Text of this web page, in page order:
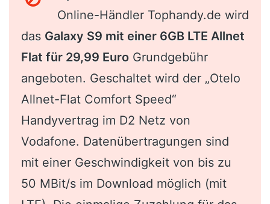
Online-Händler Tophandy.de wird
das Galaxy S9 mit einer 6GB LTE Allnet
Flat für 29,99 Euro Grundgebühr
angeboten. Geschaltet wird der „Otelo
Allnet-Flat Comfort Speed“
Handyvertrag im D2 Netz von
Vodafone. Datenübertragungen sind
mit einer Geschwindigkeit von bis zu
50 MBit/s im Download möglich (mit